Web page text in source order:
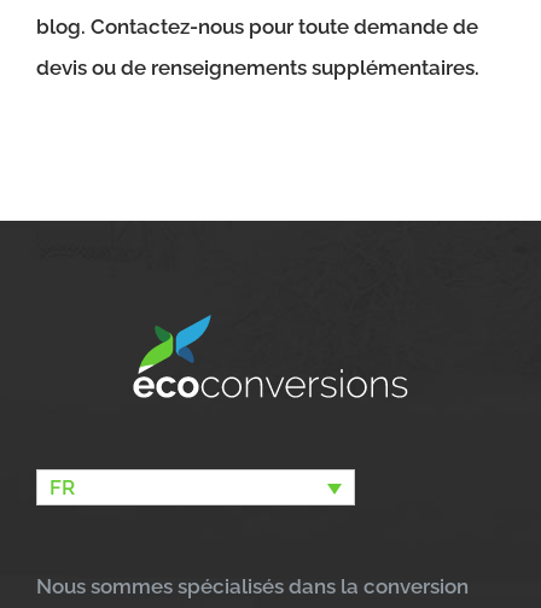
blog. Contactez-nous pour toute demande de
devis ou de renseignements supplémentaires.
FR
Nous sommes spécialisés dans la conversion